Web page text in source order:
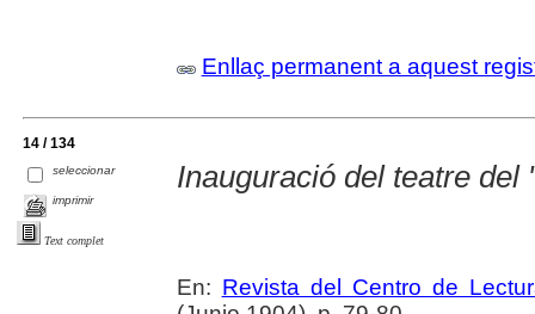
Enllaç permanent a aquest
14 / 134
seleccionar
imprimir
Text complet
Inauguració del teatre del
En: Revista del Centro de